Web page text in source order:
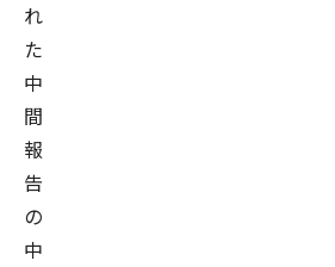
れ
た
中
間
報
告
の
中